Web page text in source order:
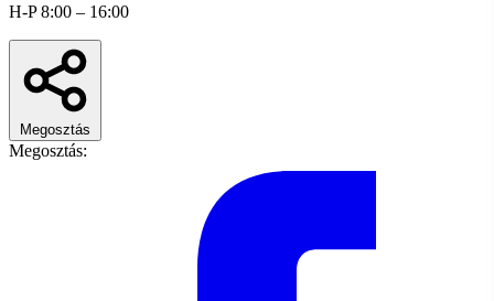
H-P 8:00 – 16:00
Megosztás
Megosztás: